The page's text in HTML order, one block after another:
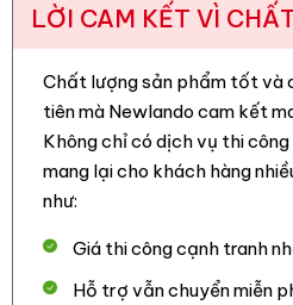
LỜI CAM KẾT VÌ
Chất lượng sản phẩm tốt và
tiên mà Newlando cam kết
Không chỉ có dịch vụ thi
mang lại cho khách hàng
như:
Giá thi công cạnh tranh
Hỗ trợ vẫn chuyển miễn